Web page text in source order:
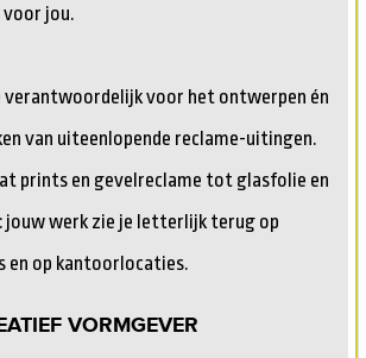
jou.
verantwoordelijk voor het ontwerpen én
van uiteenlopende reclame-uitingen.
prints en gevelreclame tot glasfolie en
jouw werk zie je letterlijk terug op
en op kantoorlocaties.
VORMGEVER